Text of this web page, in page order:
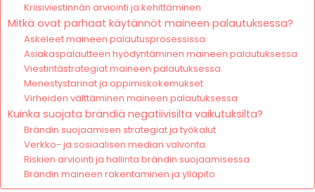
Kriisiviestinnän arviointi ja kehittäminen
Mitkä ovat parhaat käytännöt maineen palautuksessa?
Askeleet maineen palautusprosessissa
Asiakaspalautteen hyödyntäminen maineen palautuksessa
Viestintästrategiat maineen palautuksessa
Menestystarinat ja oppimiskokemukset
Virheiden välttäminen maineen palautuksessa
Kuinka suojata brändiä negatiivisilta vaikutuksilta?
Brändin suojaamisen strategiat ja työkalut
Verkko- ja sosiaalisen median valvonta
Riskien arviointi ja hallinta brändin suojaamisessa
Brändin maineen rakentaminen ja ylläpito